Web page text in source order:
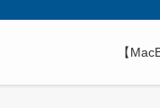
【